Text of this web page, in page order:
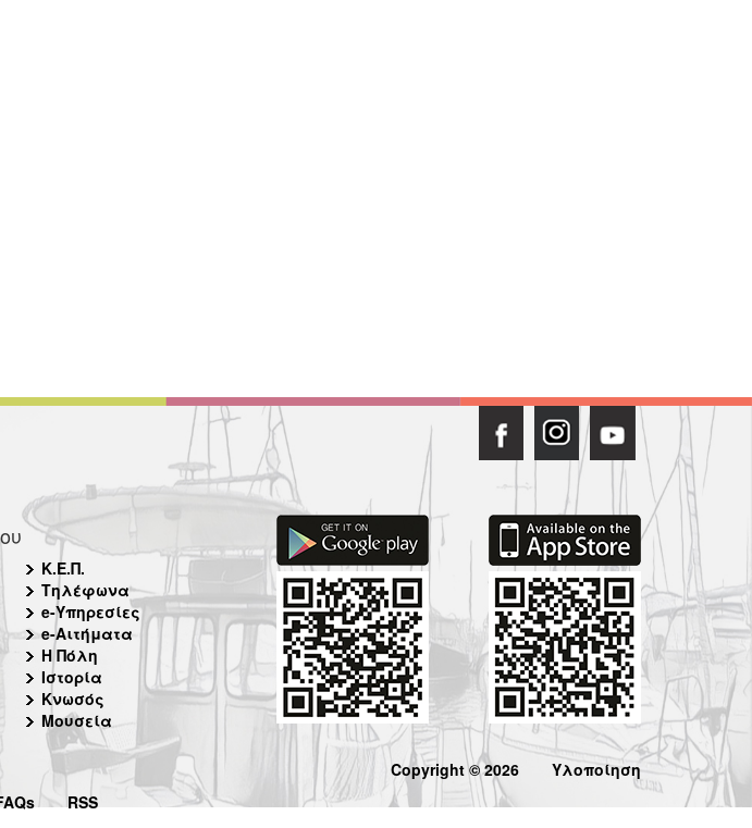
Κ.Ε.Π.
Τηλέφωνα
e-Υπηρεσίες
e-Αιτήματα
Η Πόλη
Ιστορία
Κνωσός
Μουσεία
RSS
Copyright © 2026 Υλοποίηση